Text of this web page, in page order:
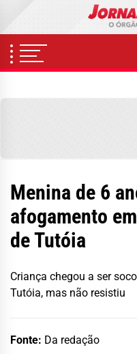
content
Menina de 6
afogamento
de Tutóia
Criança chegou a ser
Tutóia, mas não resistiu
Fonte: Da redação